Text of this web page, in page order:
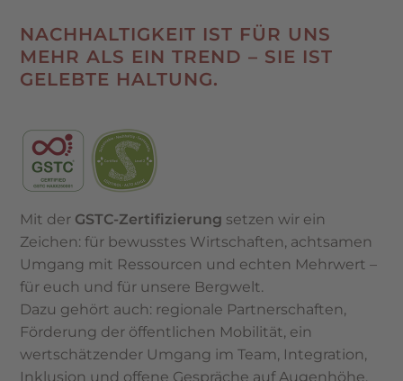
NACHHALTIGKEIT IST FÜR UNS
MEHR ALS EIN TREND – SIE IST
GELEBTE HALTUNG.
Mit der GSTC-Zertifizierung setzen wir ein
Zeichen: für bewusstes Wirtschaften, achtsamen
Umgang mit Ressourcen und echten Mehrwert –
für euch und für unsere Bergwelt.
Dazu gehört auch: regionale Partnerschaften,
Förderung der öffentlichen Mobilität, ein
wertschätzender Umgang im Team, Integration,
Inklusion und offene Gespräche auf Augenhöhe.